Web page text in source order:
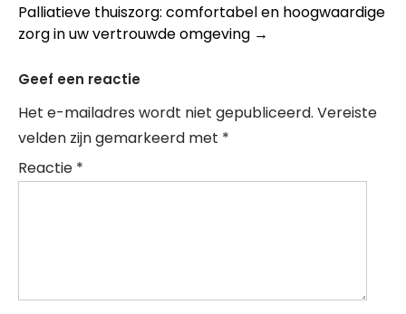
Palliatieve thuiszorg: comfortabel en hoogwaardige
zorg in uw vertrouwde omgeving →
Geef een reactie
Het e-mailadres wordt niet gepubliceerd. Vereiste
velden zijn gemarkeerd met *
Reactie *